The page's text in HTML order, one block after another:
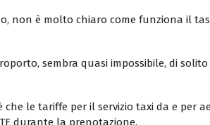
non è molto chiaro come funziona il
sembra quasi impossibile, di
le tariffe per il servizio taxi da e per
durante la prenotazione.